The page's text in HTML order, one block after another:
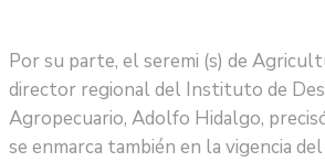
Por su parte, el seremi (s) de
director regional del Instituto de
Agropecuario, Adolfo Hidalgo,
se enmarca también en la vigencia